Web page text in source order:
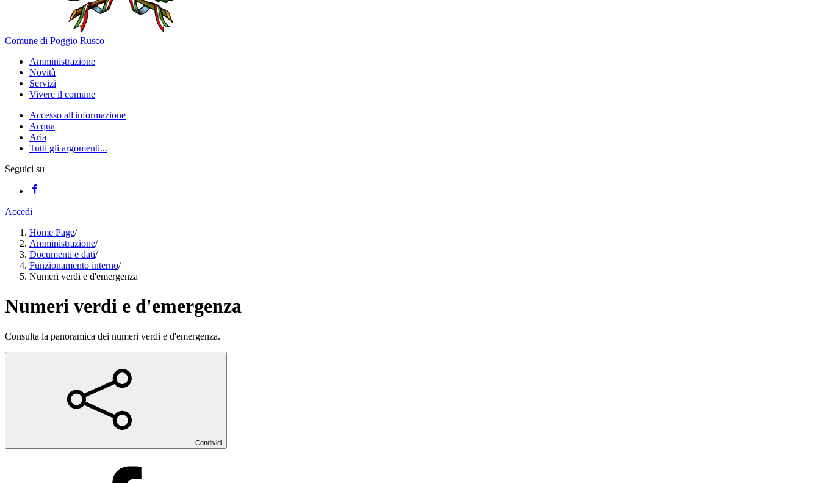
Comune di Poggio Rusco
Amministrazione
Novità
Servizi
Vivere il comune
Accesso all'informazione
Acqua
Aria
Tutti gli argomenti...
Seguici su
Accedi
Home Page/
Amministrazione/
Documenti e dati/
Funzionamento interno/
Numeri verdi e d'emergenza
Numeri verdi e d'emergenza
Consulta la panoramica dei numeri verdi e d'emergenza.
Condividi